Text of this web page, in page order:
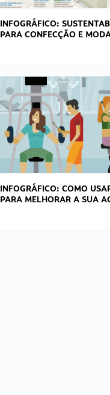
INFOGRÁFICO:
PARA CONFECÇÃO E
INFOGRÁFICO: COMO
PARA MELHORAR A SUA